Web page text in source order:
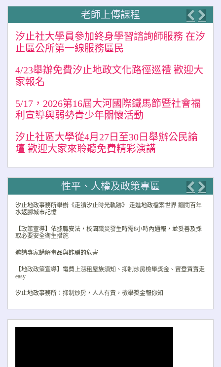
老師上傳課程
汐止社大學員參加終身學習諮詢師服務 在汐
止區公所第一線服務區民
4/23舉辦免費汐止地政文化路徑巡禮 歡迎大
家報名
5/17，2026第16屆大河國際鐵馬節暨社會福
利宣導與弱勢青少年關懷活動
汐止社區大學從4月27日至30日舉辦公民論
壇 歡迎大家來聆聽免費精彩演講
性平、人權及政策專區
汐止地政事務所舉辦《走讀汐止時光軌跡》 走進地政檔案世界 翻閱百年
水返腳城市記憶
【政策宣導】依據職安法，校園職災發生時需8小時內通報，並妥善及採
取必要安全衛生措施
邀請專家講解毒品與詐騙的危害
【地政政策宣導】電費上漲租屋族須知、抑制炒房檢舉獎金、實登買賣走
easy
汐止地政事務所：抑制炒房，人人有責，檢舉獎金報你知